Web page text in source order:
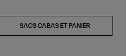
SACS CABAS ET PANIER